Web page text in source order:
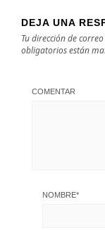
DEJA UNA
Tu dirección de
obligatorios están
COMENTAR
NOMBRE*